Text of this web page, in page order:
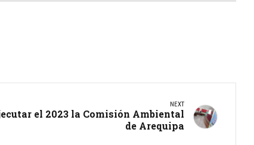
NEXT
el 2023 la Comisión Ambiental
de Arequipa